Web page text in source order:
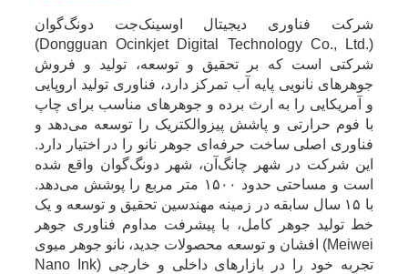
شرکت فناوری دیجیتال اوسینک‌جت دونگ‌گوان
(Dongguan Ocinkjet Digital Technology Co., Ltd.)
شرکتی است که بر تحقیق و توسعه، تولید و فروش
جوهرهای نانویی پایه آب تمرکز دارد، فناوری تولید اروپایی
و آمریکایی را به ارث برده و جوهرهای مناسب برای چاپ
با فوم حرارتی و پاشش پیزوالکتریک را توسعه می‌دهد و
فناوری اصلی ساخت حرفه‌ای جوهر نانو را در اختیار دارد.
این شرکت در شهر چانگ‌آن، شهر دونگ‌گوان واقع شده
است و مساحتی حدود ۱۵۰۰ متر مربع را پوشش می‌دهد.
با ۱۵ سال سابقه در زمینه مهندسین تحقیق و توسعه و یک
خط تولید جوهر کامل، با پیشرفت مداوم فناوری جوهر
افشان و توسعه محصولات جدید، نانو جوهر میوی (Meiwei
Nano Ink) تجربه خود را در بازارهای داخلی و خارجی